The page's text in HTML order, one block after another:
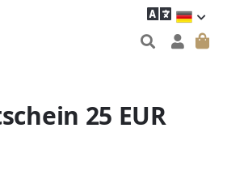
25 EUR